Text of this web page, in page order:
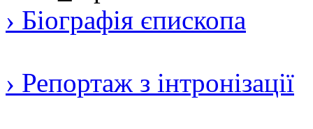
› Біографія єпископа
› Репортаж з інтронізації